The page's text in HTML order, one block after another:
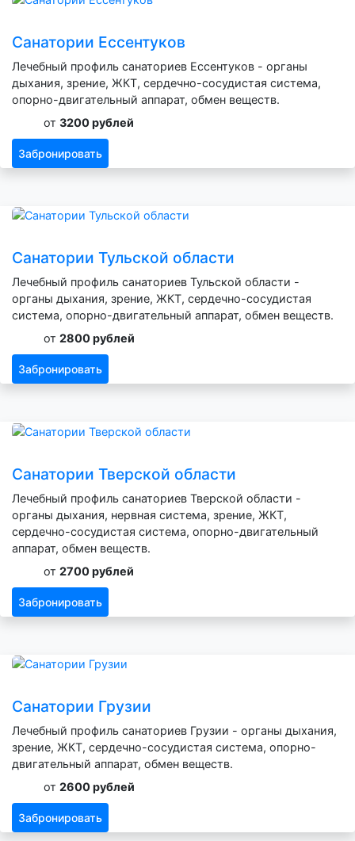
Санатории Ессентуков
Лечебный профиль санаториев Ессентуков - органы
дыхания, зрение, ЖКТ, сердечно-сосудистая система,
опорно-двигательный аппарат, обмен веществ.
от 3200 рублей
Забронировать
Санатории Тульской области
Лечебный профиль санаториев Тульской области -
органы дыхания, зрение, ЖКТ, сердечно-сосудистая
система, опорно-двигательный аппарат, обмен веществ.
от 2800 рублей
Забронировать
Санатории Тверской области
Лечебный профиль санаториев Тверской области -
органы дыхания, нервная система, зрение, ЖКТ,
сердечно-сосудистая система, опорно-двигательный
аппарат, обмен веществ.
от 2700 рублей
Забронировать
Санатории Грузии
Лечебный профиль санаториев Грузии - органы дыхания,
зрение, ЖКТ, сердечно-сосудистая система, опорно-
двигательный аппарат, обмен веществ.
от 2600 рублей
Забронировать